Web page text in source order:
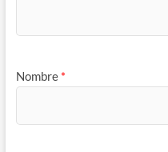
Nombre *